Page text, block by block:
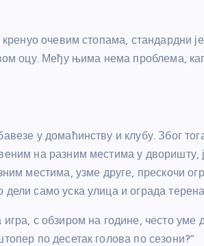
очевим стопама, стандардни
оцу. Међу њима нема проблема,
у домаћинству и клубу. Због
на разним местима у дворишту,
местима, узме друге, прескочи
само уска улица и ограда
с обзиром на године, често уме
по десетак голова по сезони?”